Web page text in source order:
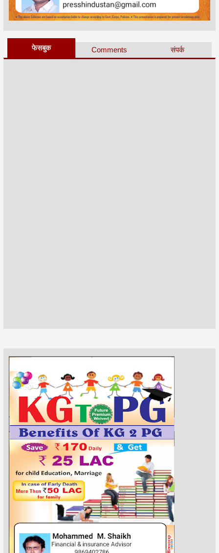
फेसबुक Comments संपर्क